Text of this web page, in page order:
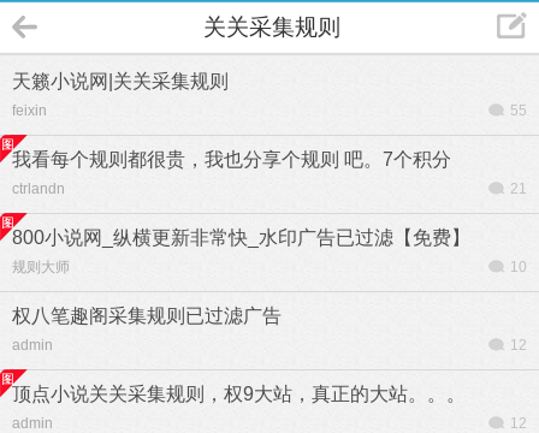
关关采集规则
天籁小说网|关关采集规则
feixin 55
我看每个规则都很贵，我也分享个规则 吧。7个积分
ctrlandn 21
800小说网_纵横更新非常快_水印广告已过滤【免费】
规则大师 10
权八笔趣阁采集规则已过滤广告
admin 12
顶点小说关关采集规则，权9大站，真正的大站。。。
admin 12